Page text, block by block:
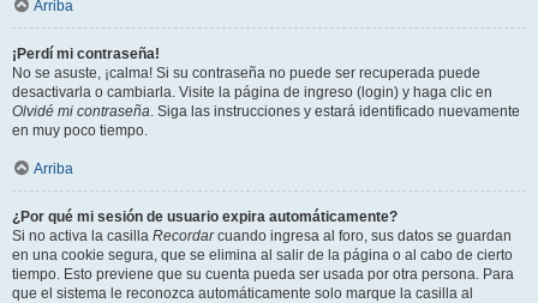
Arriba
¡Perdí mi contraseña!
No se asuste, ¡calma! Si su contraseña no puede ser recuperada puede
desactivarla o cambiarla. Visite la página de ingreso (login) y haga clic en
Olvidé mi contraseña. Siga las instrucciones y estará identificado nuevamente
en muy poco tiempo.
Arriba
¿Por qué mi sesión de usuario expira automáticamente?
Si no activa la casilla Recordarcuando ingresa al foro, sus datos se guardan
en una cookie segura, que se elimina al salir de la página o al cabo de cierto
tiempo. Esto previene que su cuenta pueda ser usada por otra persona. Para
que el sistema le reconozca automáticamente solo marque la casilla al